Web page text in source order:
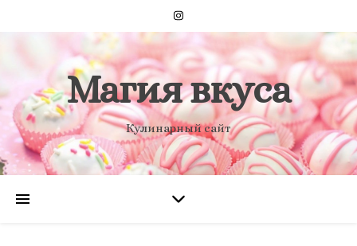
Магия вкуса
Кулинарный сайт